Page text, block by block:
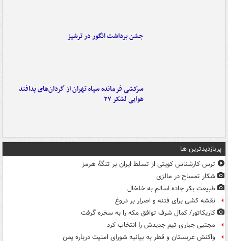
جشن برداشت انگور در ترشیز
سرکشی فرمانده سپاه تهران از گردان‌های پدافند
هوایی لشکر ۲۷
پربازدیدترین ها
ترس کارشناس کویتی از تسلط ایران بر تنگۀ هرمز
شکار تمساح در مالزی
طبیعت بکر جاده اسالم به خلخال
نقشه کشی برای فتنه و اصرار بر دروغ
کاریکاتور/ کمال شرف توافق مکه را به سخره گرفت
مجتبی جباری تیم جدیدش را انتخاب کرد
واکنش عربستان و قطر به بیانیه شورای امنیت درباره یمن